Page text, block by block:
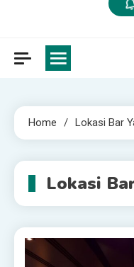
Home Lokasi Bar
Lokasi